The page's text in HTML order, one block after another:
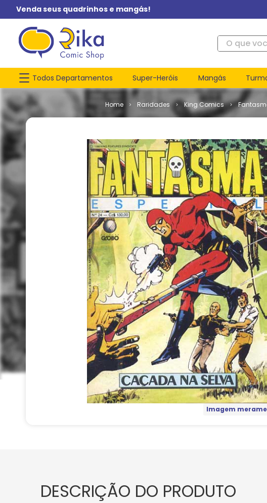
Venda seus quadrinhos e mangás!
O que você
Todos Departamentos Super-Heróis Mangás
Raridades King Comics
Imagem
DESCRIÇÃO DO PRODUTO